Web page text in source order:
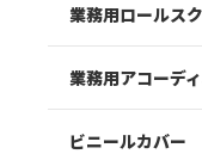
業務用ロールス
業務用アコーデ
ビニールカバー